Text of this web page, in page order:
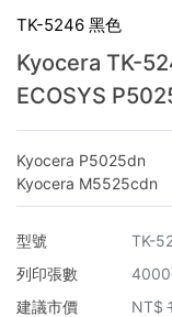
TK-5246 黑色
Kyocera TK-
ECOSYS
Kyocera P5025dn
Kyocera M5525cdn
型號
TK-
列印張數
4000
建議市價
NT$